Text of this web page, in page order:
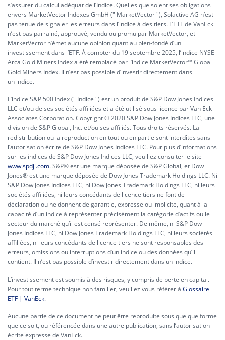
s’assurer du calcul adéquat de l’Indice. Quelles que soient ses obligations
envers MarketVector Indexes GmbH (" MarketVector "), Solactive AG n’est
pas tenue de signaler les erreurs dans l’indice à des tiers. L’ETF de VanEck
n’est pas parrainé, approuvé, vendu ou promu par MarketVector, et
MarketVector n’émet aucune opinion quant au bien-fondé d’un
investissement dans l’ETF. À compter du 19 septembre 2025, l’indice NYSE
Arca Gold Miners Index a été remplacé par l’indice MarketVector™ Global
Gold Miners Index. Il n’est pas possible d’investir directement dans
un indice.
L’indice S&P 500 Index (" Indice ") est un produit de S&P Dow Jones Indices
LLC et/ou de ses sociétés affiliées et a été utilisé sous licence par Van Eck
Associates Corporation. Copyright © 2020 S&P Dow Jones Indices LLC, une
division de S&P Global, Inc. et/ou ses affiliés. Tous droits réservés. La
redistribution ou la reproduction en tout ou en partie sont interdites sans
l’autorisation écrite de S&P Dow Jones Indices LLC. Pour plus d’informations
sur les indices de S&P Dow Jones Indices LLC, veuillez consulter le site
www.spdji.com. S&P® est une marque déposée de S&P Global, et Dow
Jones® est une marque déposée de Dow Jones Trademark Holdings LLC. Ni
S&P Dow Jones Indices LLC, ni Dow Jones Trademark Holdings LLC, ni leurs
sociétés affiliées, ni leurs concédants de licence tiers ne font de
déclaration ou ne donnent de garantie, expresse ou implicite, quant à la
capacité d’un indice à représenter précisément la catégorie d’actifs ou le
secteur du marché qu’il est censé représenter. De même, ni S&P Dow
Jones Indices LLC, ni Dow Jones Trademark Holdings LLC, ni leurs sociétés
affiliées, ni leurs concédants de licence tiers ne sont responsables des
erreurs, omissions ou interruptions d’un indice ou des données qu’il
contient. Il n’est pas possible d’investir directement dans un indice.
L’investissement est soumis à des risques, y compris de perte en capital.
Pour tout terme technique non familier, veuillez vous référer à Glossaire
ETF | VanEck.
Aucune partie de ce document ne peut être reproduite sous quelque forme
que ce soit, ou référencée dans une autre publication, sans l’autorisation
écrite expresse de VanEck.